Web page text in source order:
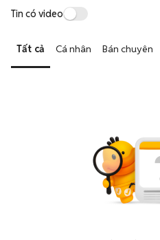
Tin có video
Tất cả Cá nhân Bán chuyên